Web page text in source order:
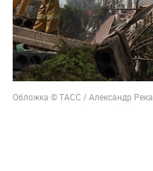
Обложка © ТАСС / Александр Река